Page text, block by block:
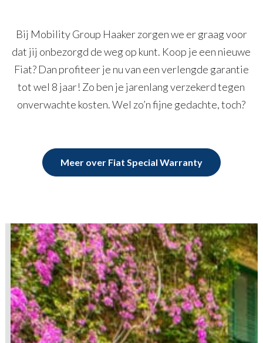
Bij Mobility Group Haaker zorgen we er graag voor
dat jij onbezorgd de weg op kunt. Koop je een nieuwe
Fiat? Dan profiteer je nu van een verlengde garantie
tot wel 8 jaar! Zo ben je jarenlang verzekerd tegen
onverwachte kosten. Wel zo’n fijne gedachte, toch?
Meer over Fiat Special Warranty